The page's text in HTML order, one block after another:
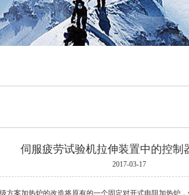
伺服疲劳试验机拉伸装置中的控制
2017-03-17
方案加热炉的改造将原有的一个固定对开式电阻加热炉